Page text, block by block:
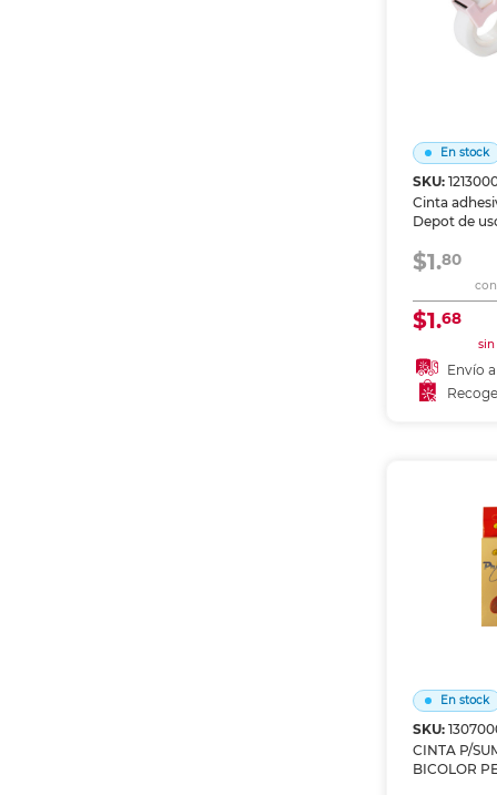
En stock
SKU:
Cinta
Depot de
firme sobre
empaques.
$1.80
con
$1.68
sin
Envío
En stock
SKU:
CINTA P/
BICOLOR